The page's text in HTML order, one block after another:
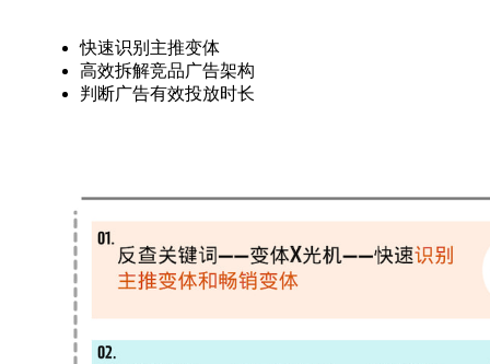
快速识别主推变体
高效拆解竞品广告架构
判断广告有效投放时长